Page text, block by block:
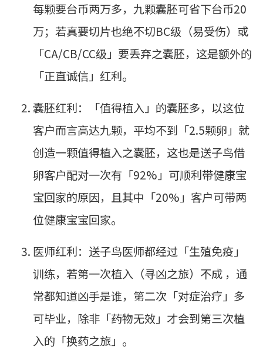
每颗要台币两万多，九颗囊胚可省下台币20
万； 若真要切片也绝不切BC级 （易受伤） 或
「CA/CB/CC级 」 要丢弃之囊胚， 这是额外的
「正直诚信」红利。
囊胚红利：「值得植入」的囊胚多，以这位
客户而言高达九颗，平均不到「2.5颗卵」就
创造一颗值得植入之囊胚，这也是送子鸟借
卵客户配对一次有 「92% 」 可顺利带健康宝
宝回家的原因，且其中 「20% 」 客户可带两
位健康宝宝回家。
医师红利：送子鸟医师都经过「生殖免疫」
训练，若第一次植入（寻凶之旅）不成 ，通
常都知道凶手是谁，第二次「对症治疗」多
可毕业，除非「药物无效」才会到第三次植
入的「换药之旅」。